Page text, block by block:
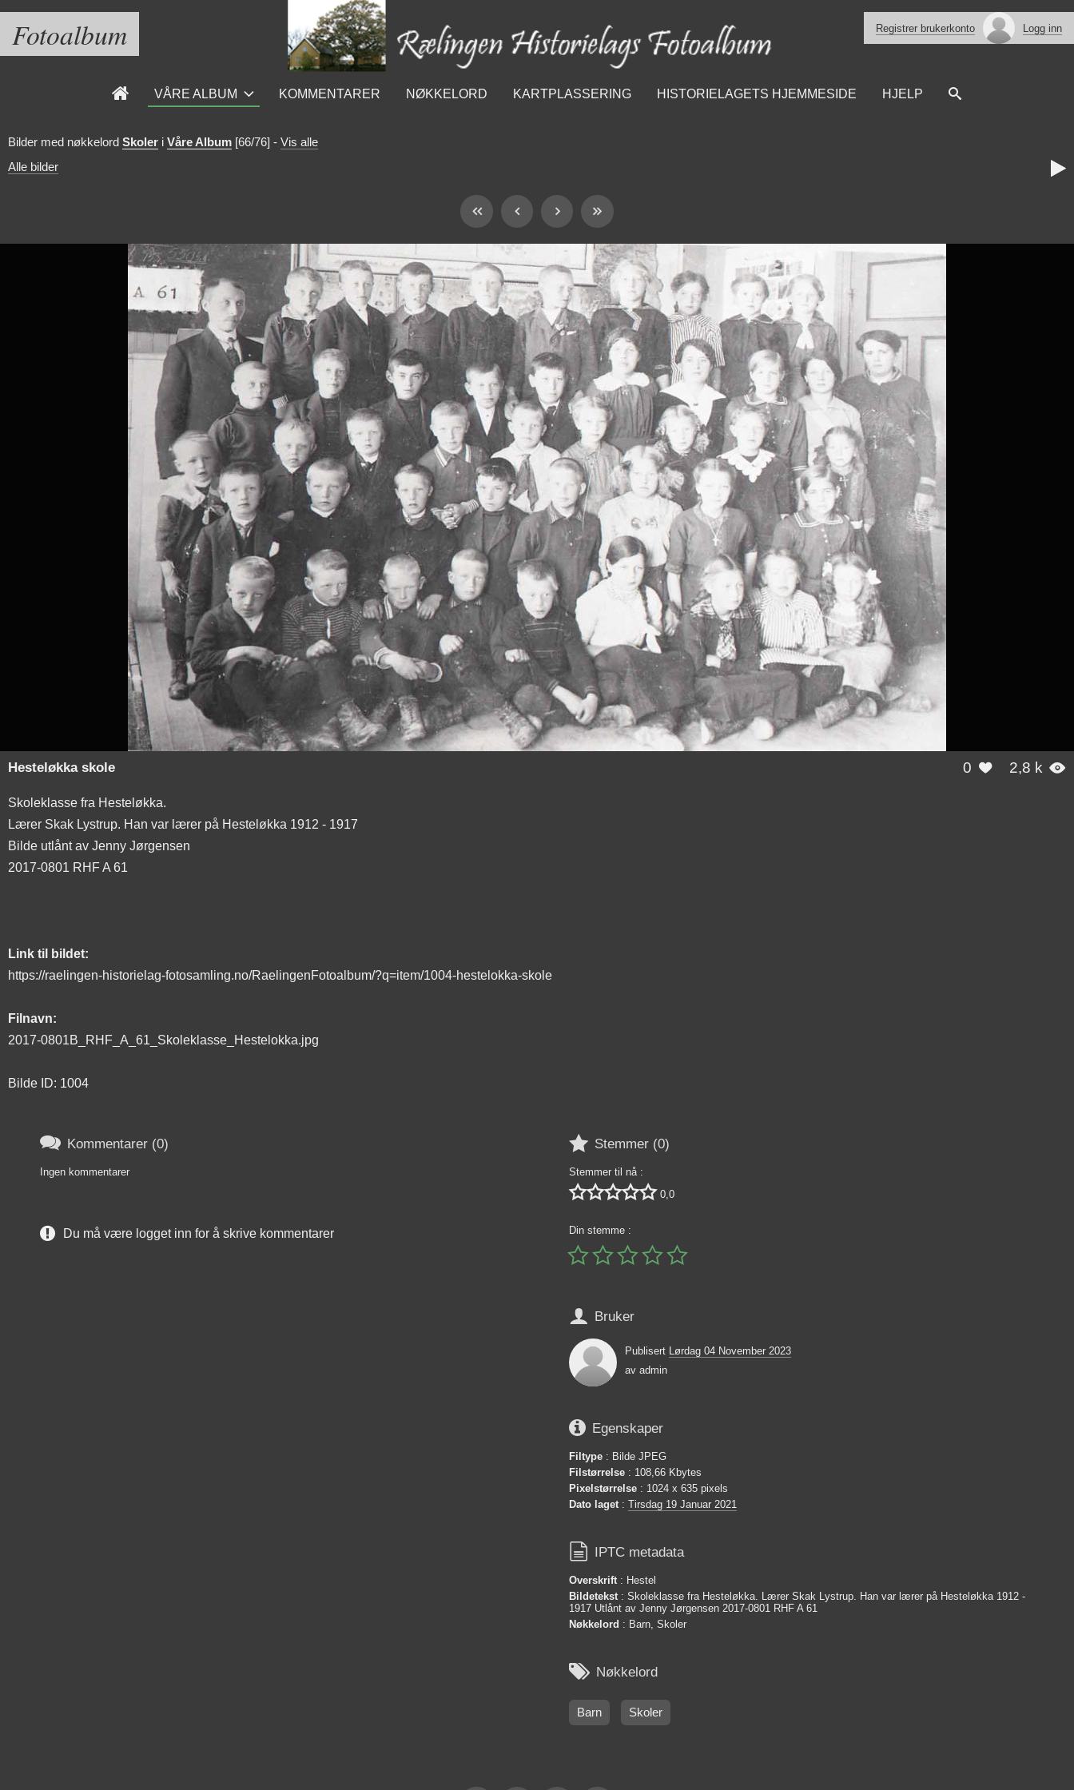
Fotoalbum Registrer brukerkonto Logg inn
VÅRE ALBUM KOMMENTARER NØKKELORD KARTPLASSERING HISTORIELAGETS HJEMMESIDE HJELP
Bilder med nøkkelord Skoler i Våre Album [66/76] - Vis alle
Alle bilder

0  2,8 k 
Hesteløkka skole
Skoleklasse fra Hesteløkka.
Lærer Skak Lystrup. Han var lærer på Hesteløkka 1912 - 1917
Bilde utlånt av Jenny Jørgensen
2017-0801 RHF A 61
Link til bildet:
https://raelingen-historielag-fotosamling.no/RaelingenFotoalbum/?q=item/1004-hestelokka-skole
Filnavn:
2017-0801B_RHF_A_61_Skoleklasse_Hestelokka.jpg
Bilde ID: 1004
 Stemmer (0)
Stemmer til nå :
 0,0
Din stemme :

 Bruker
Publisert Lørdag 04 November 2023
av admin
 Egenskaper
Filtype : Bilde JPEG
Filstørrelse : 108,66 Kbytes
Pixelstørrelse : 1024 x 635 pixels
Dato laget : Tirsdag 19 Januar 2021
 IPTC metadata
Overskrift : Hestel
Bildetekst : Skoleklasse fra Hesteløkka. Lærer Skak Lystrup. Han var lærer på Hesteløkka 1912 -
1917 Utlånt av Jenny Jørgensen 2017-0801 RHF A 61
Nøkkelord : Barn, Skoler
 Nøkkelord
Barn Skoler
 Kommentarer (0)
Ingen kommentarer
Du må være logget inn for å skrive kommentarer